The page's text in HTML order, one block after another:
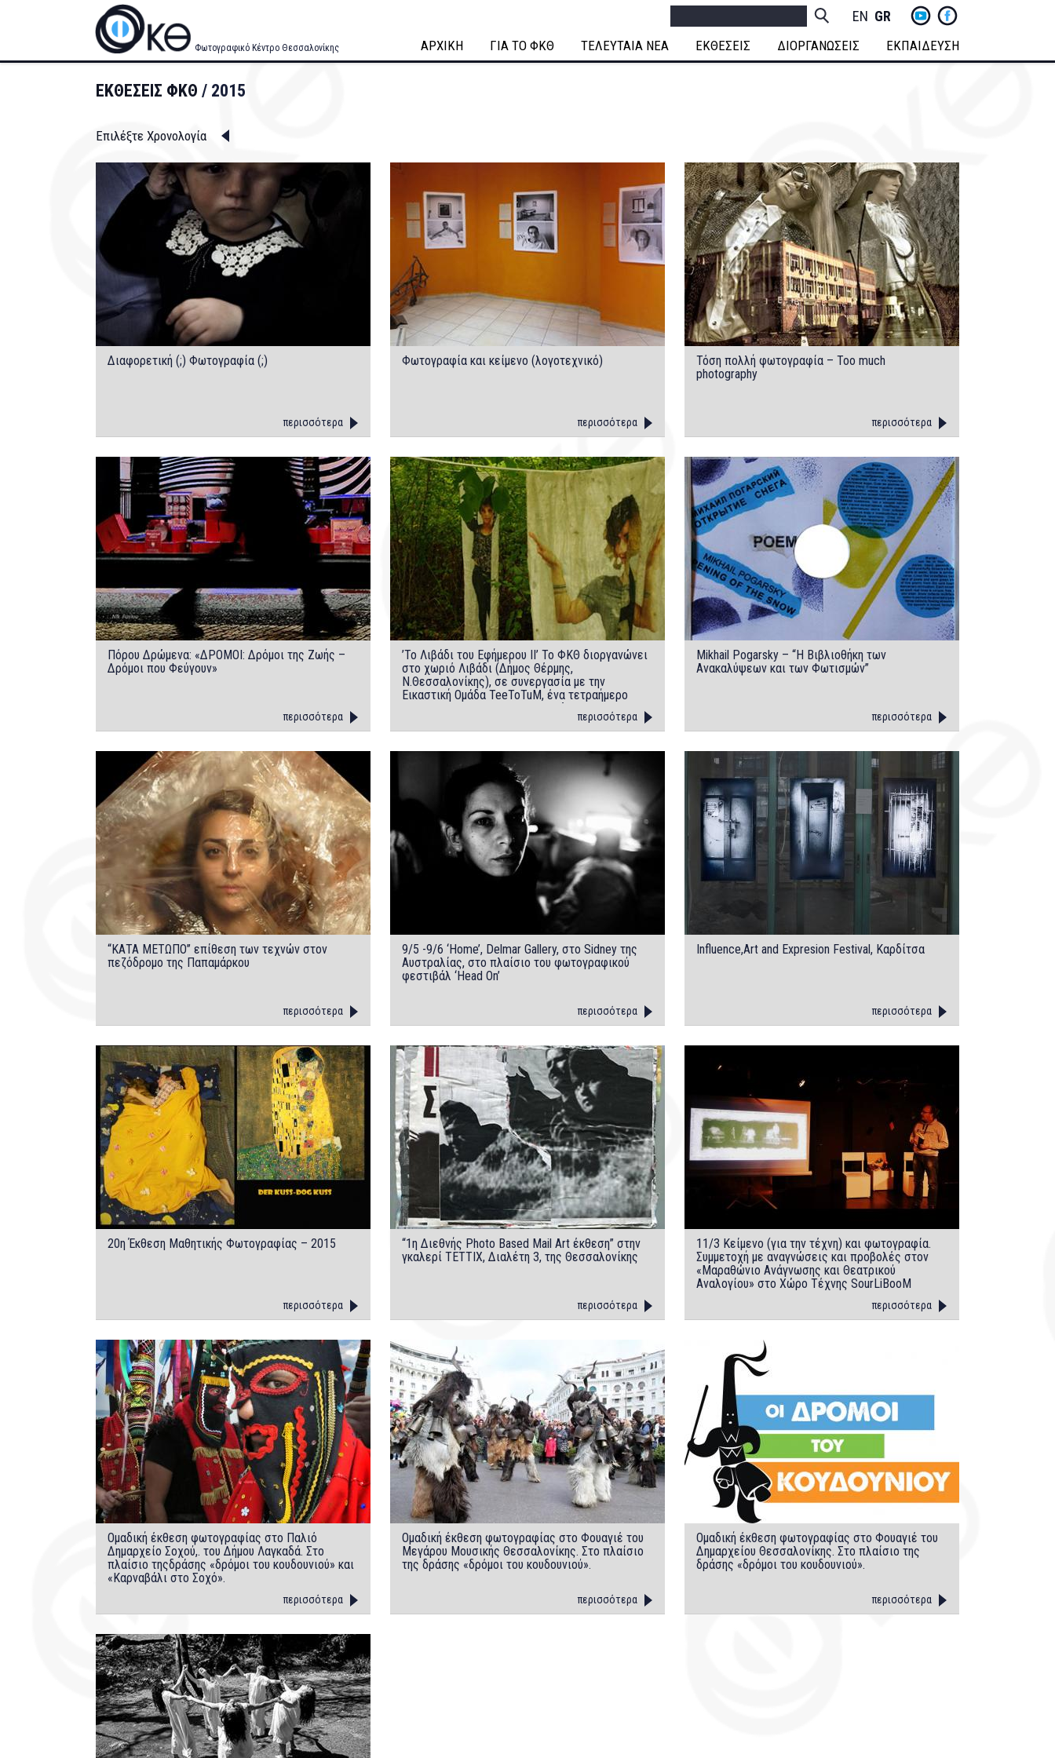
Φωτογραφικό Κέντρο Θεσσαλονίκης
Socials
Menu
ENGLISHGREEK
ΑΡΧΙΚΗ ΓΙΑ ΤΟ ΦΚΘ ΤΕΛΕΥΤΑΙΑ ΝΕΑ ΕΚΘΕΣΕΙΣ ΔΙΟΡΓΑΝΩΣΕΙΣ ΕΚΠΑΙΔΕΥΣΗ
ΕΚΘΕΣΕΙΣ ΦΚΘ 2015
Επιλέξτε Χρονολογία
Διαφορετική (;) Φωτογραφία (;)
περισσότερα
Φωτογραφία και κείμενο (λογοτεχνικό)
περισσότερα
Τόση πολλή φωτογραφία – Too much
photography
περισσότερα
Πόρου Δρώμενα: «ΔΡΟΜΟΙ: Δρόμοι της Ζωής –
Δρόμοι που Φεύγουν»
περισσότερα
’Το Λιβάδι του Εφήμερου II’ Το ΦΚΘ διοργανώνει
στο χωριό Λιβάδι (Δήμος Θέρμης,
Ν.Θεσσαλονίκης), σε συνεργασία με την
Εικαστική Ομάδα TeeToTuM, ένα τετραήμερο
residence/workshop καλλιτεχνών
περισσότερα
Mikhail Pogarsky – “Η Βιβλιοθήκη των
Ανακαλύψεων και των Φωτισμών”
περισσότερα
“ΚΑΤΑ ΜΕΤΩΠΟ’’ επίθεση των τεχνών στον
πεζόδρομο της Παπαμάρκου
περισσότερα
9/5 -9/6 ‘Home’, Delmar Gallery, στο Sidney της
Αυστραλίας, στο πλαίσιο του φωτογραφικού
φεστιβάλ ‘Head On’
περισσότερα
Influence,Art and Expresion Festival, Καρδίτσα
περισσότερα
20η Έκθεση Μαθητικής Φωτογραφίας – 2015
περισσότερα
“1η Διεθνής Photo Based Mail Art έκθεση” στην
γκαλερί ΤΕΤΤΙΧ, Διαλέτη 3, της Θεσσαλονίκης
περισσότερα
11/3 Κείμενο (για την τέχνη) και φωτογραφία.
Συμμετοχή με αναγνώσεις και προβολές στον
«Μαραθώνιο Ανάγνωσης και Θεατρικού
Αναλογίου» στο Χώρο Τέχνης SourLiBooM
περισσότερα
Ομαδική έκθεση φωτογραφίας στο Παλιό
Δημαρχείο Σοχού,. του Δήμου Λαγκαδά. Στο
πλαίσιο τηςδράσης «δρόμοι του κουδουνιού» και
«Καρναβάλι στο Σοχό».
περισσότερα
Ομαδική έκθεση φωτογραφίας στο Φουαγιέ του
Μεγάρου Μουσικής Θεσσαλονίκης. Στο πλαίσιο
της δράσης «δρόμοι του κουδουνιού».
περισσότερα
Ομαδική έκθεση φωτογραφίας στο Φουαγιέ του
Δημαρχείου Θεσσαλονίκης. Στο πλαίσιο της
δράσης «δρόμοι του κουδουνιού».
περισσότερα